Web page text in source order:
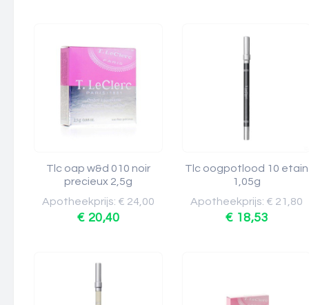
Tlc oap w&d 010 noir
precieux 2,5g
Apotheekprijs: € 24,00
€ 20,40
Tlc oogpotlood 10 etain
1,05g
Apotheekprijs: € 21,80
€ 18,53